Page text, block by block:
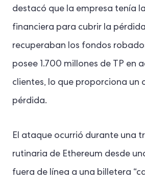
destacó que la empresa tenía
financiera para cubrir la
recuperaban los fondos
posee 1.700 millones de TP en
clientes, lo que proporciona un
pérdida.
El ataque ocurrió durante una
rutinaria de Ethereum desde
fuera de línea a una billetera